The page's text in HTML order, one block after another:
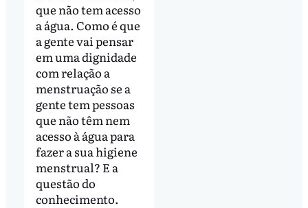
que não tem acesso
a água. Como é que
a gente vai pensar
em uma dignidade
com relação a
menstruação se a
gente tem pessoas
que não têm nem
acesso à água para
fazer a sua higiene
menstrual? E a
questão do
conhecimento.